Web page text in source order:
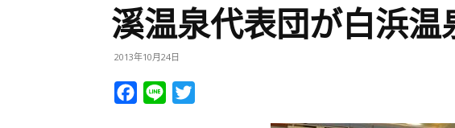
溪温泉代表団が白浜温
2013年10月24日
Facebook
Line